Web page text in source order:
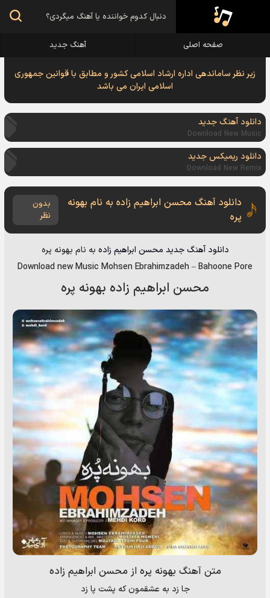
صفحه اصلی آهنگ جدید
زیر نظر ساماندهی اداره ارشاد اسلامی کشور و مطابق با قوانین جمهوری
اسلامی ایران می باشد
دانلود آهنگ جدید
Download New Music
دانلود ریمیکس جدید
Download New Remix
دانلود آهنگ محسن ابراهیم زاده به نام بهونه
پره
بدون
نظر
دانلود آهنگ جدید محسن ابراهیم زاده به نام بهونه پره
Download new Music Mohsen Ebrahimzadeh–Bahoone Pore
محسن ابراهیم زاده بهونه پره
متن آهنگ بهونه پره از محسن ابراهیم زاده
جا زد به عشقمون که پشت پا زد